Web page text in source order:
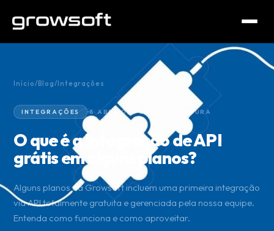
Início/ Blog/ Integrações
INTEGRAÇÕES 8 ABR 2020 2 MIN DE LEITURA
O que é a Integração de API
grátis em alguns planos?
Alguns planos da Growsoft incluem uma primeira integração
via API totalmente gratuita e gerenciada pela nossa equipe.
Entenda como funciona e como aproveitar.